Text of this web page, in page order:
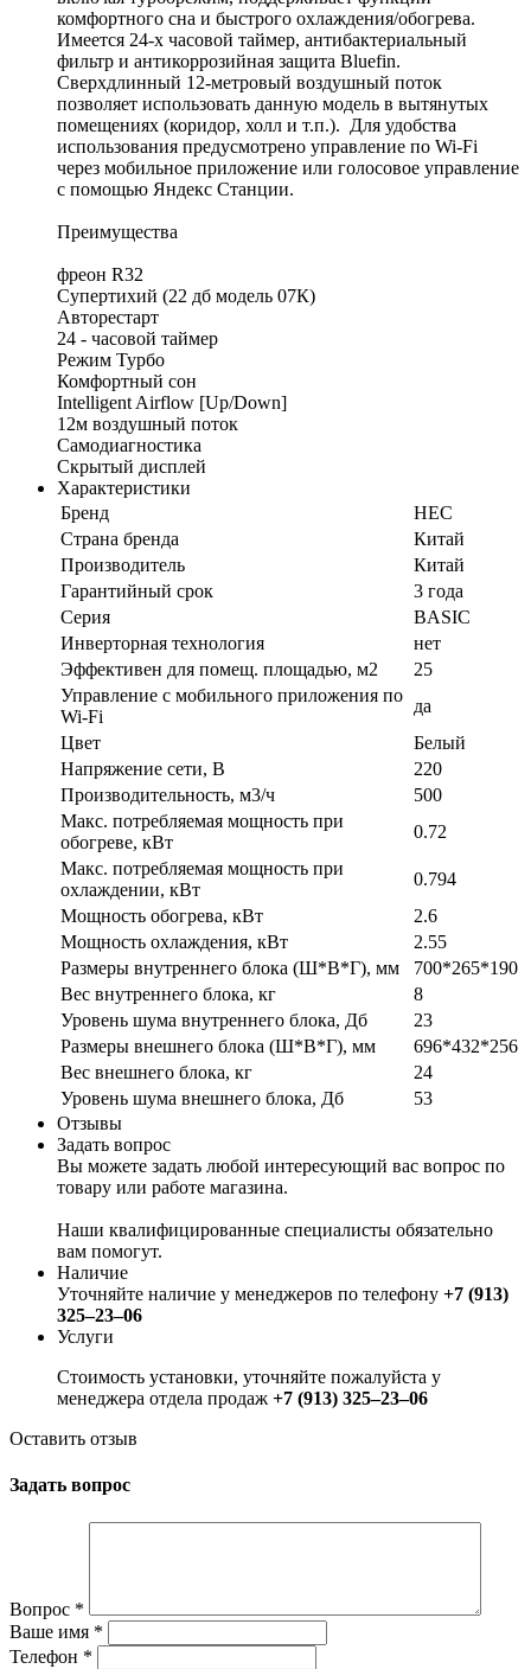
комфортного сна и быстрого охлаждения/обогрева.
Имеется 24-х часовой таймер, антибактериальный
фильтр и антикоррозийная защита Bluefin.
Сверхдлинный 12-метровый воздушный поток
позволяет использовать данную модель в вытянутых
помещениях (коридор, холл и т.п.). Для удобства
использования предусмотрено управление по Wi-Fi
через мобильное приложение или голосовое управление
с помощью Яндекс Станции.
Преимущества
фреон R32
Супертихий (22 дб модель 07К)
Авторестарт
24 - часовой таймер
Режим Турбо
Комфортный сон
Intelligent Airflow [Up/Down]
12м воздушный поток
Самодиагностика
Скрытый дисплей
Характеристики
Бренд
HEC
Страна бренда
Китай
Производитель
Китай
Гарантийный срок
3 года
Серия
BASIC
Инверторная технология
нет
Эффективен для помещ. площадью, м2
25
Управление c мобильного приложения по
Wi-Fi
да
Цвет
Белый
Напряжение сети, В
220
Производительность, м3/ч
500
Макс. потребляемая мощность при
обогреве, кВт
0.72
Макс. потребляемая мощность при
охлаждении, кВт
0.794
Мощность обогрева, кВт
2.6
Мощность охлаждения, кВт
2.55
Размеры внутреннего блока (Ш*В*Г), мм
700*265*190
Вес внутреннего блока, кг
8
Уровень шума внутреннего блока, Дб
23
Размеры внешнего блока (Ш*В*Г), мм
696*432*256
Вес внешнего блока, кг
24
Уровень шума внешнего блока, Дб
53
Отзывы
Задать вопрос
Вы можете задать любой интересующий вас вопрос по
товару или работе магазина.
Наши квалифицированные специалисты обязательно
вам помогут.
Наличие
Уточняйте наличие у менеджеров по телефону +7 (913)
325‒23‒06
Услуги
Стоимость установки, уточняйте пожалуйста у
менеджера отдела продаж +7 (913) 325‒23‒06
Оставить отзыв
Задать вопрос
Вопрос *
Ваше имя *
Телефон *